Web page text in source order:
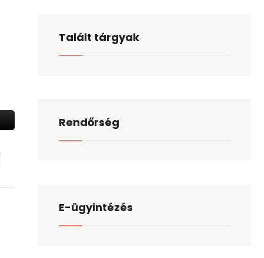
Talált tárgyak
Rendőrség
E-ügyintézés